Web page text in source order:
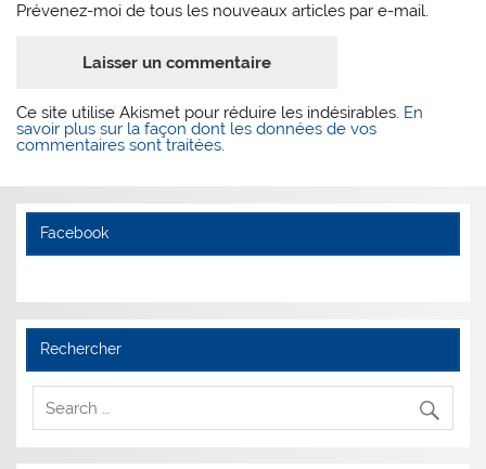
Prévenez-moi de tous les nouveaux articles par e-mail.
Ce site utilise Akismet pour réduire les indésirables. En
savoir plus sur la façon dont les données de vos
commentaires sont traitées.
Facebook
Rechercher